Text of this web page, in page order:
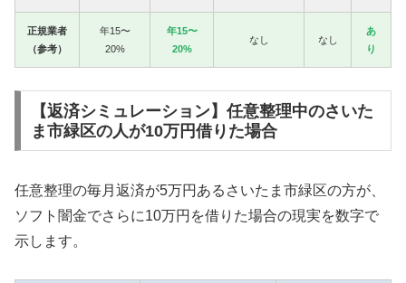
正規業者
（参考）
年15〜
20%
年15〜
20%
なし なし
あ
り
【返済シミュレーション】任意整理中のさいた
ま市緑区の人が10万円借りた場合
任意整理の毎月返済が5万円あるさいたま市緑区の方が、
ソフト闇金でさらに10万円を借りた場合の現実を数字で
示します。